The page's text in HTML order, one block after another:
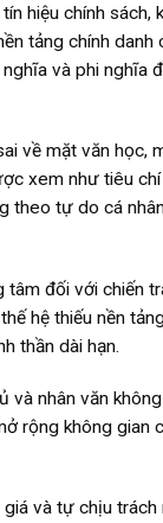
hiệu chính sách,
tảng chính
và phi nghĩa
về mặt văn học,
xem như tiêu
theo tự do cá
đối với chiến
hệ thiếu nền
thần dài hạn.
và nhân văn
rộng không gian
và tự chịu trách